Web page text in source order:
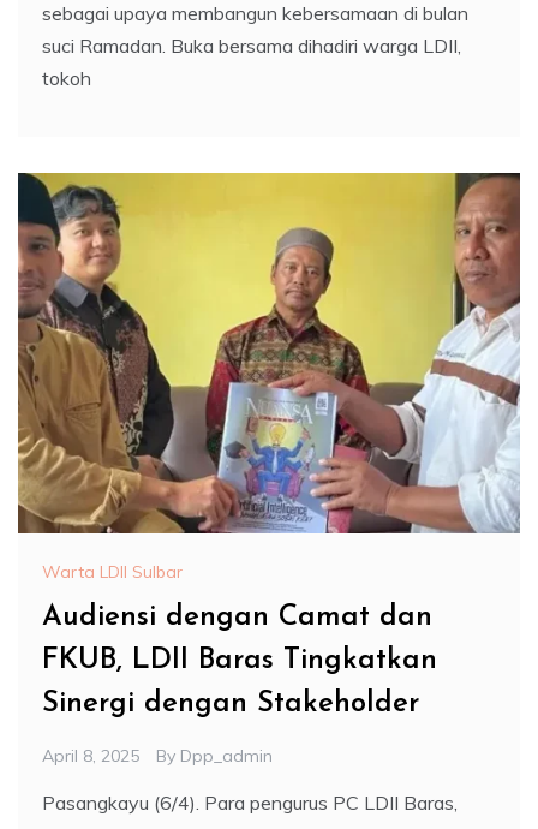
sebagai upaya membangun kebersamaan di bulan
suci Ramadan. Buka bersama dihadiri warga LDII,
tokoh
Warta LDII Sulbar
Audiensi dengan Camat dan
FKUB, LDII Baras Tingkatkan
Sinergi dengan Stakeholder
April 8, 2025 By Dpp_admin
Pasangkayu (6/4). Para pengurus PC LDII Baras,